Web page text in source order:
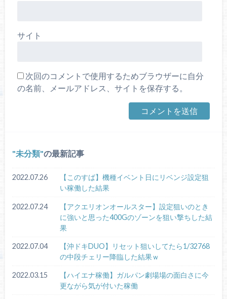
サイト
次回のコメントで使用するためブラウザーに自分
の名前、メールアドレス、サイトを保存する。
未分類 の最新記事
2022.07.26
【このすば】機種イベント日にリベンジ設定狙
い稼働した結果
2022.07.24
【アクエリオンオールスター】設定狙いのとき
に強いと思った400Gのゾーンを狙い撃ちした結
果
2022.07.04
【沖ドキDUO】リセット狙いしてたら1/32768
の中段チェリー降臨した結果ｗ
2022.03.15
【ハイエナ稼働】ガルパン劇場場の面白さに今
更ながら気が付いた稼働